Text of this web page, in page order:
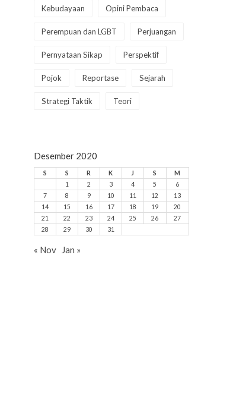
Kebudayaan Opini Pembaca
Perempuan dan LGBT Perjuangan
Pernyataan Sikap Perspektif
Pojok Reportase Sejarah
Strategi Taktik Teori
Desember 2020
S S R K J S
M
1
2 3 4 5
6
7
8 9 10 11 12
13
14
15 16 17 18 19
20
21
22 23 24 25 26
27
28
29 30 31
« Nov Jan »